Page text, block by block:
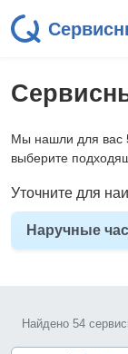
Мы нашли для вас
выберите
Уточните для
Наручные
Найдено 54